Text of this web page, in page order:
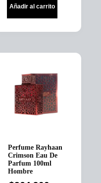
Añadir al carrito
Perfume Rayhaan
Crimson Eau De
Parfum 100ml
Hombre